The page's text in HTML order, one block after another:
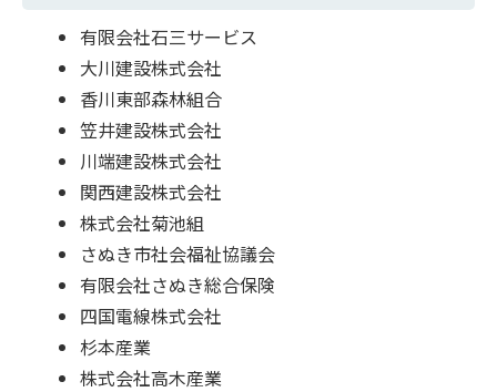
有限会社石三サービス
大川建設株式会社
香川東部森林組合
笠井建設株式会社
川端建設株式会社
関西建設株式会社
株式会社菊池組
さぬき市社会福祉協議会
有限会社さぬき総合保険
四国電線株式会社
杉本産業
株式会社高木産業